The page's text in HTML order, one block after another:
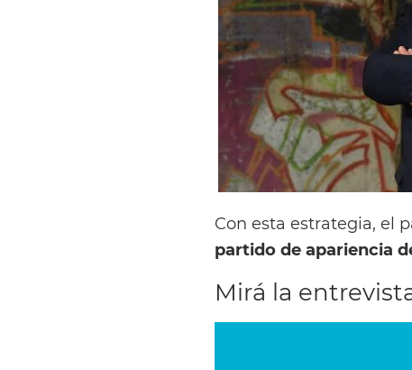
Con esta estrategia, el
partido de apariencia
Mirá la